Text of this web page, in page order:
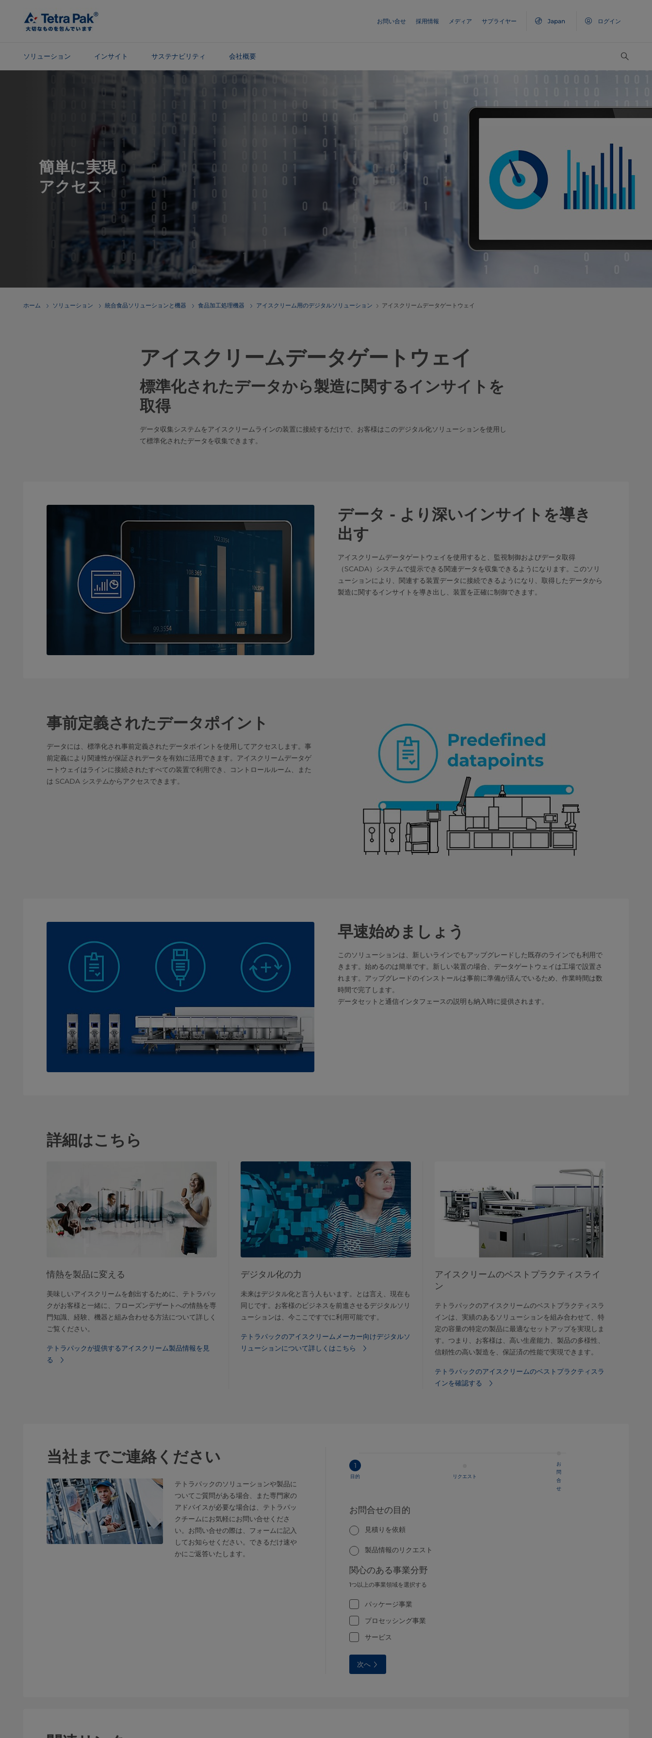
お問い合せ 採用情報 メディア サプライヤー Japan ログイン
ソリューション インサイト サステナビリティ 会社概要
簡単に実現
アクセス
ホーム ソリューション 統合食品ソリューションと機器 食品加工処理機器 アイスクリーム用のデジタルソリューション アイスクリームデータゲートウェイ
アイスクリームデータゲートウェイ
標準化されたデータから製造に関するインサイトを
取得
データ収集システムをアイスクリームラインの装置に接続するだけで、お客様はこのデジタル化ソリューションを使用し
て標準化されたデータを収集できます。
データ - より深いインサイトを導き
出す
アイスクリームデータゲートウェイを使用すると、監視制御およびデータ取得
（SCADA）システムで提示できる関連データを収集できるようになります。このソリ
ューションにより、関連する装置データに接続できるようになり、取得したデータから
製造に関するインサイトを導き出し、装置を正確に制御できます。
事前定義されたデータポイント
データには、標準化され事前定義されたデータポイントを使用してアクセスします。事
前定義により関連性が保証されデータを有効に活用できます。アイスクリームデータゲ
ートウェイはラインに接続されたすべての装置で利用でき、コントロールルーム、また
は SCADA システムからアクセスできます。
早速始めましょう
このソリューションは、新しいラインでもアップグレードした既存のラインでも利用で
きます。始めるのは簡単です。新しい装置の場合、データゲートウェイは工場で設置さ
れます。アップグレードのインストールは事前に準備が済んでいるため、作業時間は数
時間で完了します。
データセットと通信インタフェースの説明も納入時に提供されます。
詳細はこちら
情熱を製品に変える
美味しいアイスクリームを創出するために、テトラパッ
クがお客様と一緒に、フローズンデザートへの情熱を専
門知識、経験、機器と組み合わせる方法について詳しく
ご覧ください。
テトラパックが提供するアイスクリーム製品情報を見
る
デジタル化の力
未来はデジタル化と言う人もいます。とは言え、現在も
同じです。お客様のビジネスを前進させるデジタルソリ
ューションは、今ここですでに利用可能です。
テトラパックのアイスクリームメーカー向けデジタルソ
リューションについて詳しくはこちら
アイスクリームのベストプラクティスライ
ン
テトラパックのアイスクリームのベストプラクティスラ
インは、実績のあるソリューションを組み合わせて、特
定の容量の特定の製品に最適なセットアップを実現しま
す。つまり、お客様は、高い生産能力、製品の多様性、
信頼性の高い製造を、保証済の性能で実現できます。
テトラパックのアイスクリームのベストプラクティスラ
インを確認する
当社までご連絡ください
テトラパックのソリューションや製品に
ついてご質問がある場合、また専門家の
アドバイスが必要な場合は、テトラパッ
クチームにお気軽にお問い合せくださ
い。お問い合せの際は、フォームに記入
してお知らせください。できるだけ速や
かにご返答いたします。
1
目的 リクエスト
お
問
合
せ
お問合せの目的
見積りを依頼
製品情報のリクエスト
関心のある事業分野
1つ以上の事業領域を選択する
パッケージ事業
プロセッシング事業
サービス
次へ